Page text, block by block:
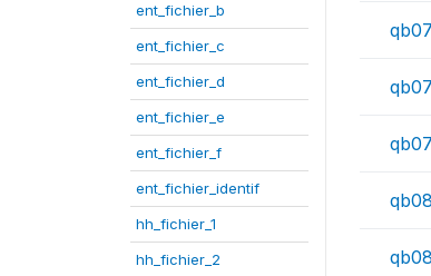
ent_fichier_b
ent_fichier_c
ent_fichier_d
ent_fichier_e
ent_fichier_f
ent_fichier_identif
hh_fichier_1
hh_fichier_2
qb08